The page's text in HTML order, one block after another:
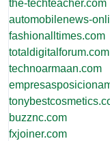
the-techteacher.com
automobilenews-
fashionalltimes.com
totaldigitalforum.com
technoarmaan.com
buzznc.com
fxjoiner.com